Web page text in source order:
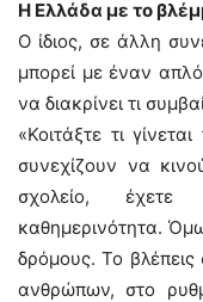
Η Ελλάδα με το
Ο ίδιος, σε άλλη
μπορεί με έναν
να διακρίνει τι
«Κοιτάξτε τι
συνεχίζουν να
σχολείο, έχετε
καθημερινότητα.
δρόμους. Το
ανθρώπων, στο